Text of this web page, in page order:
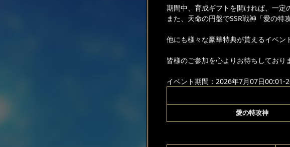
期間中、育成ギフトを開ければ、一定
また、天命の円盤でSSR戦神「愛の特
他にも様々な豪華特典が貰えるイベン
皆様のご参加を心よりお待ちしており
イベント期間：2026年7月07日00:01-
愛の特攻神